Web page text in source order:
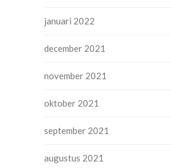
januari 2022
december 2021
november 2021
oktober 2021
september 2021
augustus 2021